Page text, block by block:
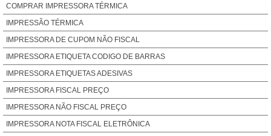
COMPRAR IMPRESSORA TÉRMICA
IMPRESSÃO TÉRMICA
IMPRESSORA DE CUPOM NÃO FISCAL
IMPRESSORA ETIQUETA CODIGO DE BARRAS
IMPRESSORA ETIQUETAS ADESIVAS
IMPRESSORA FISCAL PREÇO
IMPRESSORA NÃO FISCAL PREÇO
IMPRESSORA NOTA FISCAL ELETRÔNICA